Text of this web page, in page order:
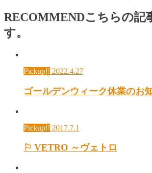
RECOMMENDこちらの記
す。
Pickup!! 2022.4.27
ゴールデンウィーク休業のお
Pickup!! 2017.7.1
⚐ VETRO ～ヴェトロ